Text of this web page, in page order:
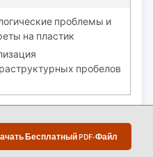
Бесплатный PDF-Файл
проблемы и
на пластик
пробелов
на этом рынке?
PDF-файл